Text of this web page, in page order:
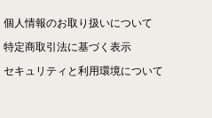
個人情報のお取り扱いについて
特定商取引法に基づく表示
セキュリティと利用環境について